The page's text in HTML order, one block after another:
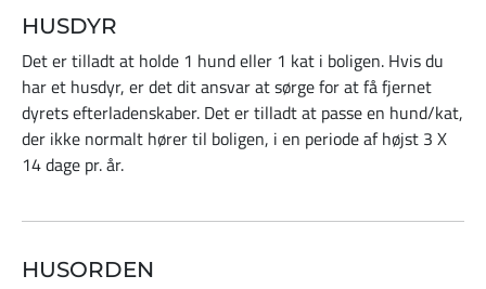
HUSDYR
Det er tilladt at holde 1 hund eller 1 kat i boligen. Hvis du
har et husdyr, er det dit ansvar at sørge for at få fjernet
dyrets efterladenskaber. Det er tilladt at passe en hund/kat,
der ikke normalt hører til boligen, i en periode af højst 3 X
14 dage pr. år.
HUSORDEN